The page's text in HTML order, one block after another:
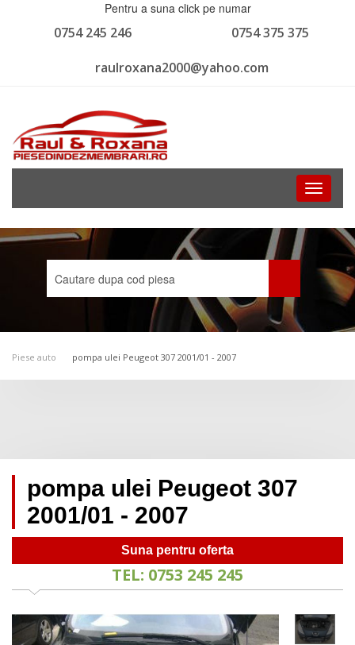
Pentru a suna click pe numar
0754 375 375
0754 245 246
raulroxana2000@yahoo.com
Toggle
Piese auto pompa ulei Peugeot 307 2001/01 - 2007
pompa ulei Peugeot 307
2001/01 - 2007
Suna pentru oferta
TEL: 0753 245 245